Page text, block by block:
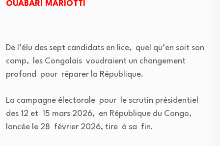
OUABARI MARIOTTI
De l’élu des sept candidats en lice, quel qu’en soit son
camp, les Congolais voudraient un changement
profond pour réparer la République.
La campagne électorale pour le scrutin présidentiel
des 12 et 15 mars 2026, en République du Congo,
lancée le 28 février 2026, tire à sa fin.